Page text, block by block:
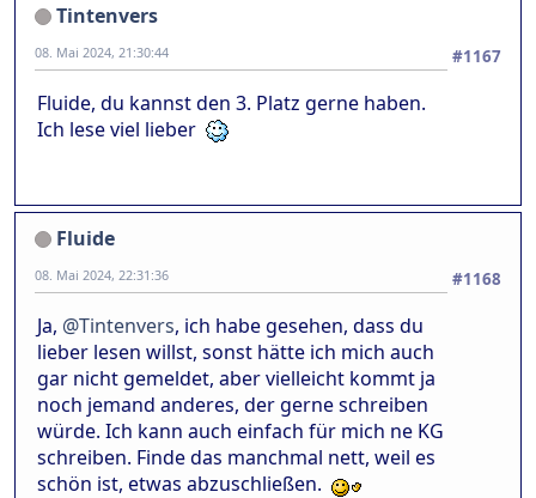
Tintenvers
#1167
08. Mai 2024, 21:30:44
Fluide, du kannst den 3. Platz gerne haben.
Ich lese viel lieber
Fluide
#1168
08. Mai 2024, 22:31:36
Ja, @Tintenvers, ich habe gesehen, dass du
lieber lesen willst, sonst hätte ich mich auch
gar nicht gemeldet, aber vielleicht kommt ja
noch jemand anderes, der gerne schreiben
würde. Ich kann auch einfach für mich ne KG
schreiben. Finde das manchmal nett, weil es
schön ist, etwas abzuschließen.